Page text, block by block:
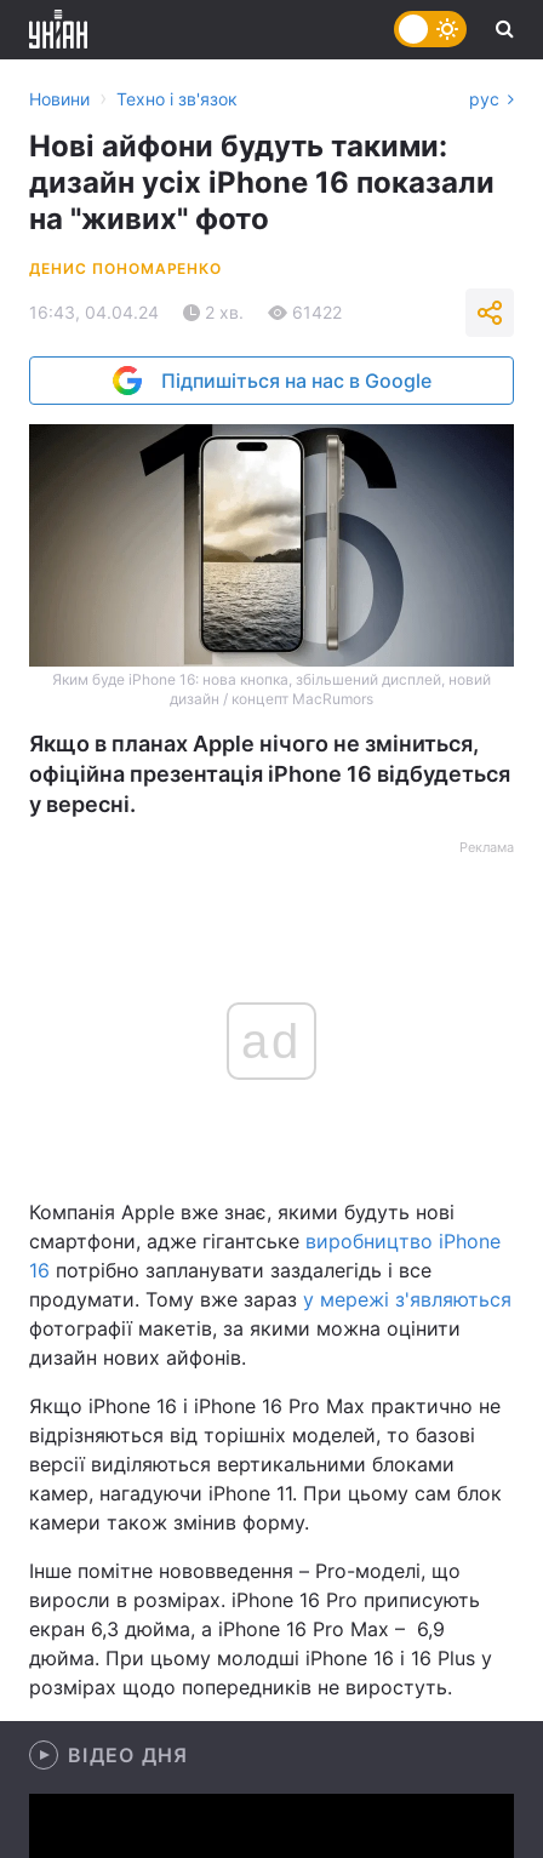
Україна Політика
Економіка Світ
Спорт
Техно і зв'язок Лайт
Зброя Інциденти
Здоров'я Туризм
Цікавинки Погода
Екологія
Лонгріди
Відео з Youtube
Інтерв'ю Думки
Новини › Техно і зв'язок рус
Нові айфони будуть такими:
дизайн усіх iPhone 16 показали
на "живих" фото
ДЕНИС ПОНОМАРЕНКО
16:43, 04.04.24 2 хв. 61422
Підпишіться на нас в Google
Яким буде iPhone 16: нова кнопка, збільшений дисплей, новий
дизайн / концепт MacRumors
Якщо в планах Apple нічого не зміниться,
офіційна презентація iPhone 16 відбудеться
у вересні.
Реклама
ad
Компанія Apple вже знає, якими будуть нові
смартфони, адже гігантське виробництво iPhone
16 потрібно запланувати заздалегідь і все
продумати. Тому вже зараз у мережі з'являються
фотографії макетів, за якими можна оцінити
дизайн нових айфонів.
Якщо iPhone 16 і iPhone 16 Pro Max практично не
відрізняються від торішніх моделей, то базові
версії виділяються вертикальними блоками
камер, нагадуючи iPhone 11. При цьому сам блок
камери також змінив форму.
Інше помітне нововведення – Pro-моделі, що
виросли в розмірах. iPhone 16 Pro приписують
екран 6,3 дюйма, а iPhone 16 Pro Max – 6,9
дюйма. При цьому молодші iPhone 16 і 16 Plus у
розмірах щодо попередників не виростуть.
ВІДЕО ДНЯ